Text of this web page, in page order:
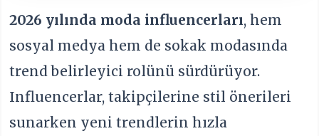
2026 yılında moda influencerları, hem
sosyal medya hem de sokak modasında
trend belirleyici rolünü sürdürüyor.
Influencerlar, takipçilerine stil önerileri
sunarken yeni trendlerin hızla